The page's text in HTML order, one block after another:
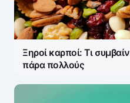
Ξηροί καρποί: Τι
πάρα πολλούς